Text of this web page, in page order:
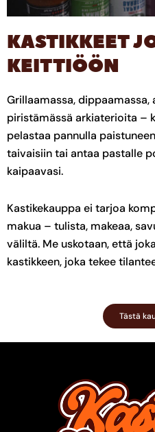
KASTIKKEET
KEITTIÖÖN
Grillaamassa,
piristämässä arkiaterioita –
pelastaa pannulla
taivaisiin tai antaa pastalle
kaipaavasi.
Kastikekauppa ei tarjoa
makua – tulista, makeaa,
väliltä. Me uskotaan, että
kastikkeen, joka tekee
Tästä